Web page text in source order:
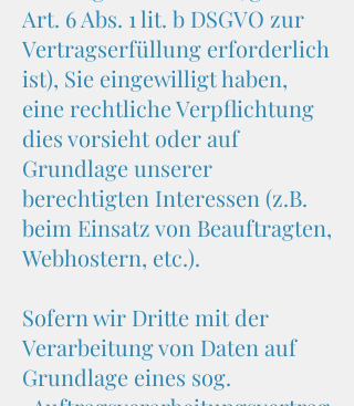
Art. 6 Abs. 1 lit. b DSGVO zur
Vertragserfüllung erforderlich
ist), Sie eingewilligt haben,
eine rechtliche Verpflichtung
dies vorsieht oder auf
Grundlage unserer
berechtigten Interessen (z.B.
beim Einsatz von Beauftragten,
Webhostern, etc.).
Sofern wir Dritte mit der
Verarbeitung von Daten auf
Grundlage eines sog.